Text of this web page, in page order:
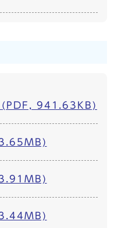
(PDF, 941.63KB)